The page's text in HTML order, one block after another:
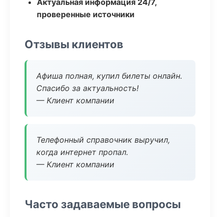
Актуальная информация 24/7,
проверенные источники
Отзывы клиентов
Афиша полная, купил билеты онлайн.
Спасибо за актуальность!
— Клиент компании
Телефонный справочник выручил,
когда интернет пропал.
— Клиент компании
Часто задаваемые вопросы